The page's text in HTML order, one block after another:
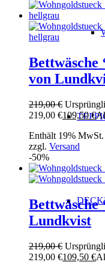
Bettwäsche
von
219,00€
219,00 €109,50€
Enthält 19% MwSt.
zzgl. Versand
-50%
Bettwäsche
Lundkvist
219,00€
219,00 €109,50 €